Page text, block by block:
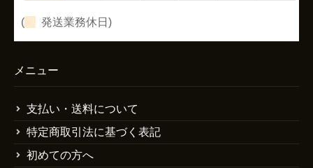
( 発送業務休日)
メニュー
支払い・送料について
特定商取引法に基づく表記
初めての方へ